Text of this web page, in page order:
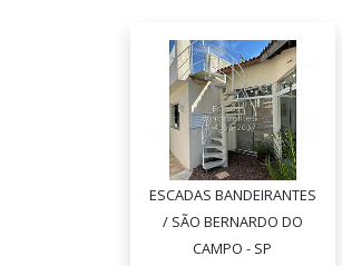
ESCADAS BANDEIRANTES
/ SÃO BERNARDO DO
CAMPO - SP